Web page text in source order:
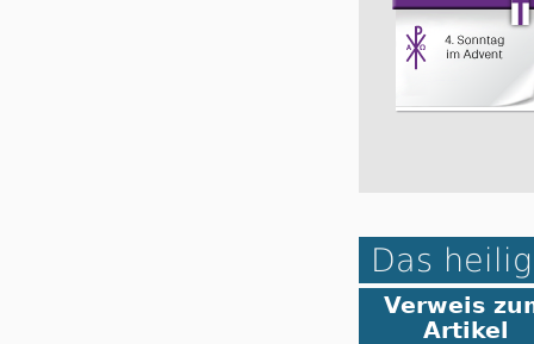
Das
Verweis
Artikel